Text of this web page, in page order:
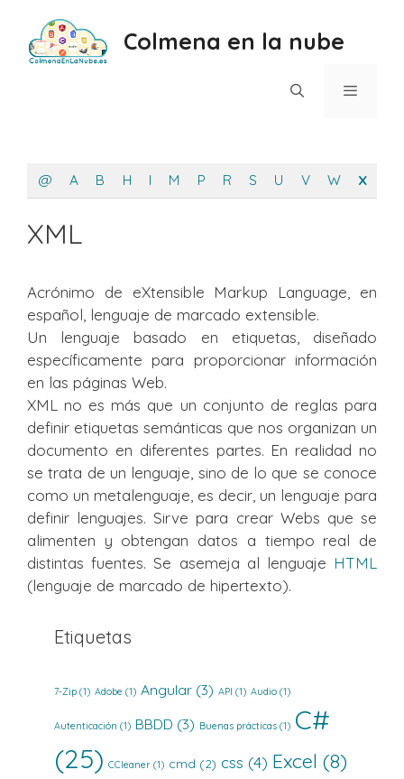
contenido
Colmena en la nube
@ A B H I M P R S U V W X
XML
Acrónimo de eXtensible Markup Language, en
español, lenguaje de marcado extensible.
Un lenguaje basado en etiquetas, diseñado
específicamente para proporcionar información
en las páginas Web.
XML no es más que un conjunto de reglas para
definir etiquetas semánticas que nos organizan un
documento en diferentes partes. En realidad no
se trata de un lenguaje, sino de lo que se conoce
como un metalenguaje, es decir, un lenguaje para
definir lenguajes. Sirve para crear Webs que se
alimenten y obtengan datos a tiempo real de
distintas fuentes. Se asemeja al lenguaje HTML
(lenguaje de marcado de hipertexto).
Etiquetas
7-Zip (1) Adobe (1) Angular (3) API (1) Audio (1)
Autenticación (1) BBDD (3) Buenas prácticas (1) C#
(25) CCleaner (1) cmd (2) css (4) Excel (8)